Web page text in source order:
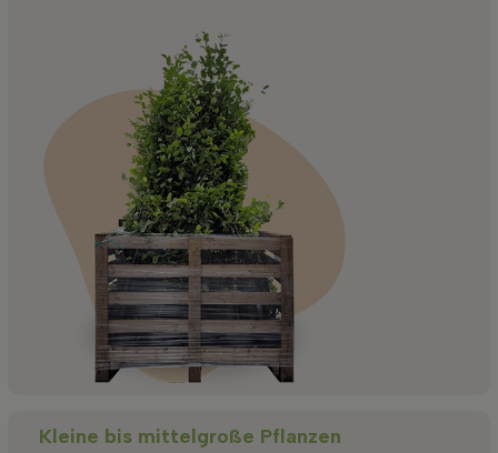
Kleine bis mittelgroße Pflanzen